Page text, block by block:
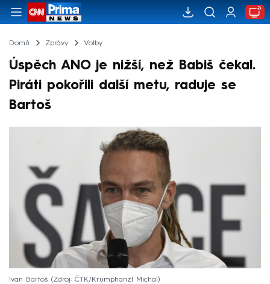
Domů Zprávy Volby
Úspěch ANO je nižší, než Babiš čekal.
Piráti pokořili další metu, raduje se
Bartoš
Ivan Bartoš Zdroj: ČTK/Krumphanzl Michal